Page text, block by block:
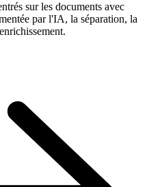
sur les documents avec
par l'IA, la séparation, la